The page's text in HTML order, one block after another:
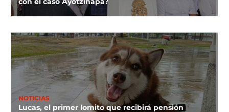
NOTICIAS
Lucas, el primer lomito que recibirá pensión